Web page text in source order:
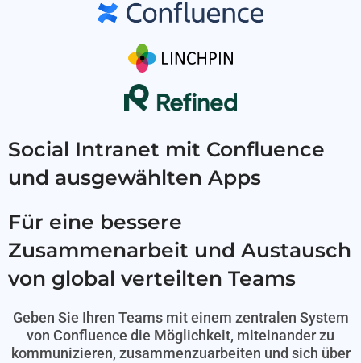
Social Intranet mit Confluence
und ausgewählten Apps
Für eine bessere
Zusammenarbeit und Austausch
von global verteilten Teams
Geben Sie Ihren Teams mit einem zentralen System
von Confluence die Möglichkeit, miteinander zu
kommunizieren, zusammenzuarbeiten und sich über